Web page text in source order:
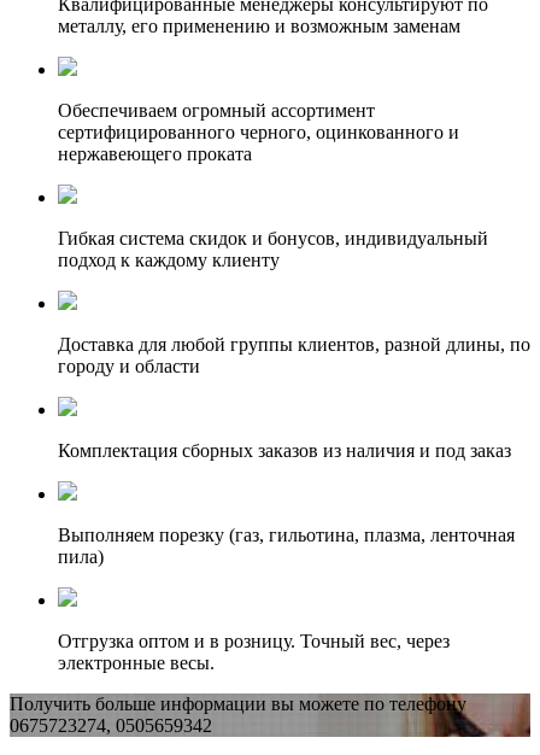
Квалифицированные менеджеры консультируют по
металлу, его применению и возможным заменам
Обеспечиваем огромный ассортимент
сертифицированного черного, оцинкованного и
нержавеющего проката
Гибкая система скидок и бонусов, индивидуальный
подход к каждому клиенту
Доставка для любой группы клиентов, разной длины, по
городу и области
Комплектация сборных заказов из наличия и под заказ
Выполняем порезку (газ, гильотина, плазма, ленточная
пила)
Отгрузка оптом и в розницу. Точный вес, через
электронные весы.
Получить больше информации вы можете по телефону
0675723274, 0505659342